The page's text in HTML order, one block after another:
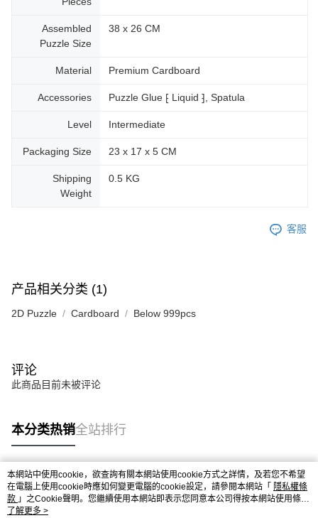
Assembled
Puzzle Size
38 x 26 CM
Material Premium Cardboard
Accessories Puzzle Glue ⁅ Liquid ⁆, Spatula
Level Intermediate
Packaging Size 23 x 17 x 5 CM
Shipping
Weight
0.5 KG
客服
产品相关分类 (1)
2D Puzzle Cardboard Below 999pcs
评论
此商品目前未被评论
本分类热销全站排行
热门标签
热销排行
本網站中使用cookie，欲查詢有關本網站使用cookie方式之詳情，及若您不希望
在電腦上使用cookie時應如何變更電腦的cookie設定，請參閱本網站「 隱私權條
款 」之Cookie聲明。您繼續使用本網站即表示您同意本公司得按本網站使用條款
之Cookie聲明使用cookie。
了解更多 >